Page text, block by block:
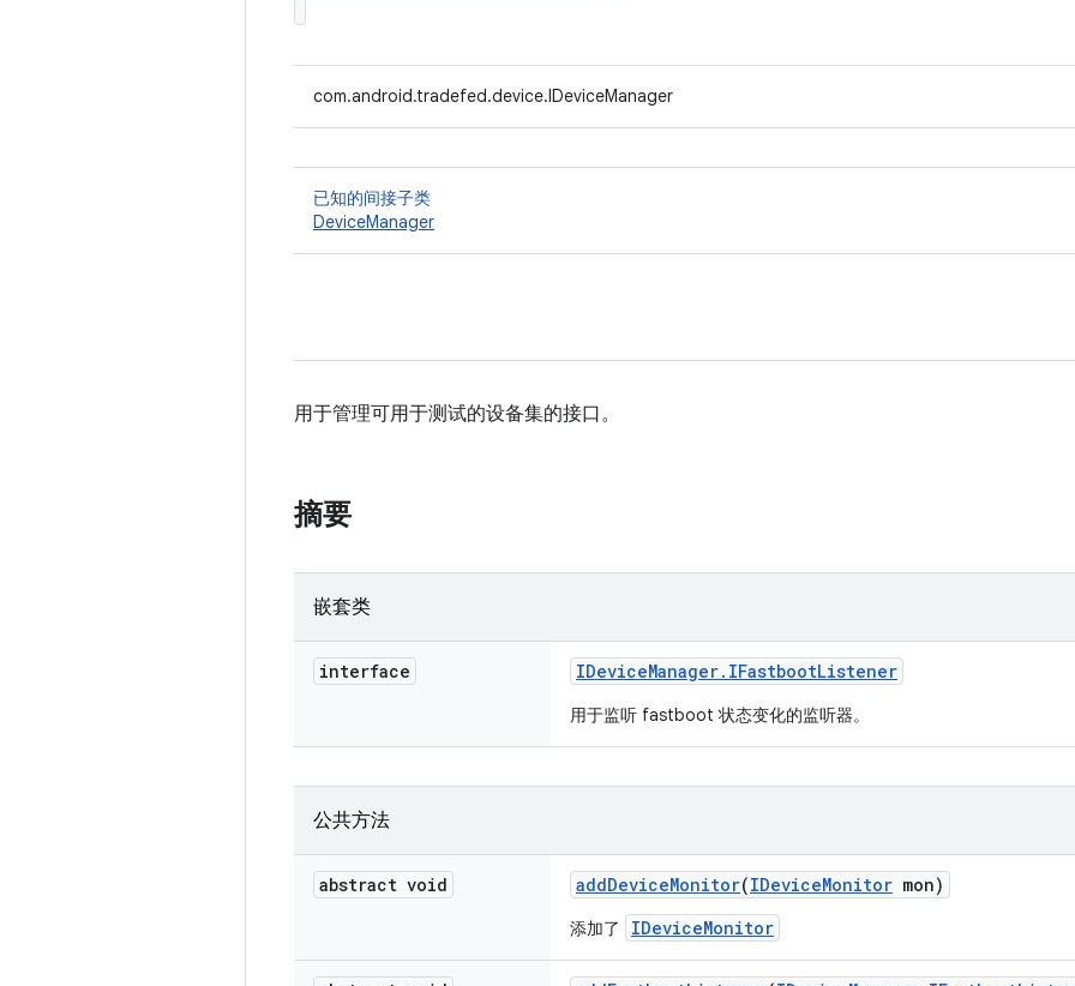
com.android.tradefed.device.IDeviceManager
已知的间接子类
DeviceManager
用于管理可用于测试的设备集的接口。
摘要
嵌套类
interface IDeviceManager. IFastbootListener
用于监听 fastboot 状态变化的监听器。
公共方法
abstract void addDeviceMonitor(IDeviceMonitor mon)
添加了 IDeviceMonitor